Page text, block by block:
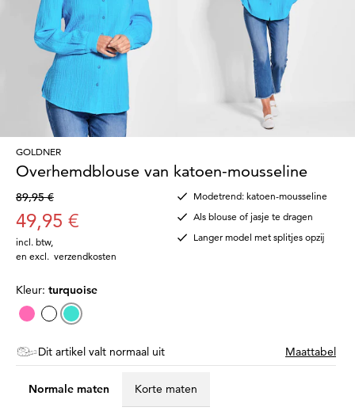
GOLDNER
Overhemdblouse van katoen-mousseline
89,95 €
49,95 €
incl. btw,
en excl. verzendkosten
Modetrend: katoen-mousseline
Als blouse of jasje te dragen
Langer model met splitjes opzij
Kleur: turquoise
Dit artikel valt normaal uit Maattabel
Normale maten Korte maten